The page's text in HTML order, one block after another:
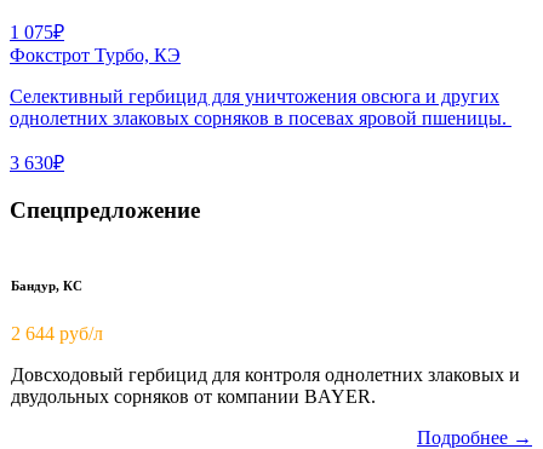
1 075₽
Фокстрот Турбо, КЭ
Селективный гербицид для уничтожения овсюга и других
однолетних злаковых сорняков в посевах яровой пшеницы.
3 630₽
Спецпредложение
Бандур, КС
2 644 руб/л
Довсходовый гербицид для контроля однолетних злаковых и
двудольных сорняков от компании BAYER.
Подробнее →